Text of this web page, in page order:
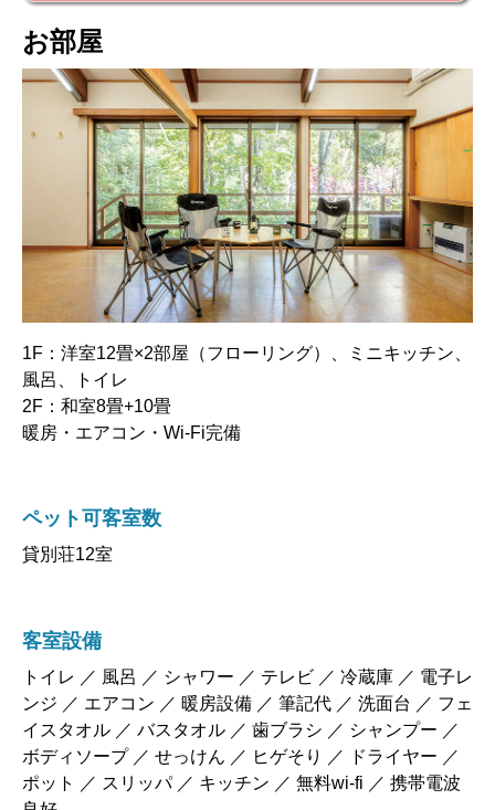
お部屋
風呂、トイレ
2F：和室8畳+10畳
暖房・エアコン・Wi-Fi完備
ペット可客室数
客室設備
ンジ ／ エアコン ／ 暖房設備 ／ 筆記代 ／ 洗面台 ／ フェ
イスタオル ／ バスタオル ／ 歯ブラシ ／ シャンプー ／
ボディソープ ／ せっけん ／ ヒゲそり ／ ドライヤー ／
ポット ／ スリッパ ／ キッチン ／ 無料wi-fi ／ 携帯電波
良好